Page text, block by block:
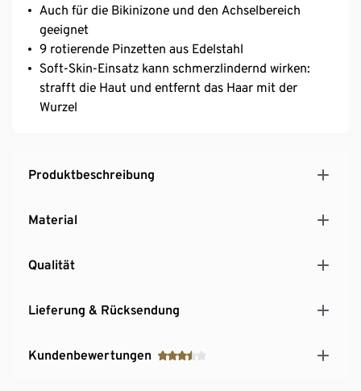
Auch für die Bikinizone und den Achselbereich
geeignet
9 rotierende Pinzetten aus Edelstahl
Soft-Skin-Einsatz kann schmerzlindernd wirken:
strafft die Haut und entfernt das Haar mit der
Wurzel
Produktbeschreibung
Material
Qualität
Lieferung & Rücksendung
Kundenbewertungen